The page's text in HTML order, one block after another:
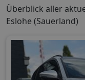
Überblick aller
Eslohe (Sauerland)